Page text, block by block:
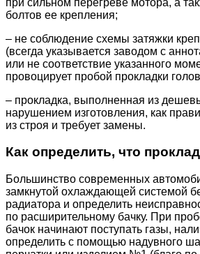
болтов ее крепления;
– не соблюдение схемы затяжки
(всегда указывается заводом с
или не соответствие указанного
провоцирует пробой прокладки
– прокладка, выполненная из
нарушением изготовления, как
из строя и требует замены.
Как определить, что
Большинство современных
замкнутой охлаждающей системой
радиатора и определить
по расширительному бачку. При
бачок начинают поступать газы,
определить с помощью надувного